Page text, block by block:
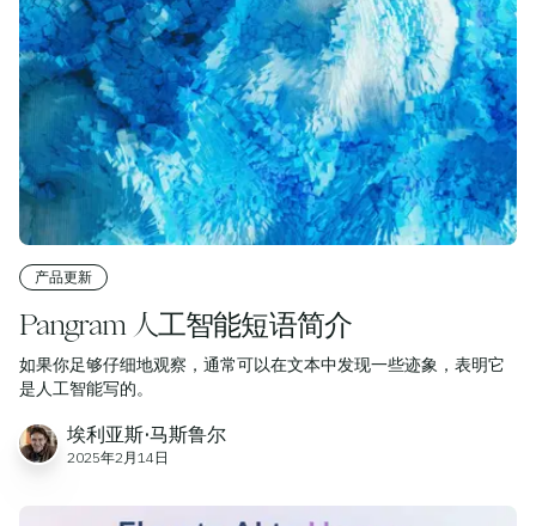
产品更新
Pangram 人工智能短语简介
如果你足够仔细地观察，通常可以在文本中发现一些迹象，表明它
是人工智能写的。
埃利亚斯·马斯鲁尔
2025年2月14日